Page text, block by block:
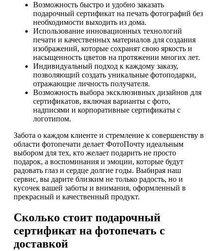
Возможность быстро и удобно заказать
подарочный сертификат на печать фотографий без
необходимости выходить из дома.
Использование инновационных технологий
печати и качественных материалов для создания
изображений, которые сохранят свою яркость и
насыщенность цветов на протяжении многих лет.
Индивидуальный подход к каждому заказу,
позволяющий создать уникальные фотоподарки,
отражающие личность получателя.
Возможность выбора эксклюзивных дизайнов для
сертификатов, включая варианты с фото,
надписями и корпоративные сертификаты с
логотипом.
Забота о каждом клиенте и стремление к совершенству в
области фотопечати делает ФотоПочту идеальным
выбором для тех, кто желает подарить не просто
подарок, а воспоминания и эмоции, которые будут
радовать глаз и сердце долгие годы. Выбирая наш
сервис, вы дарите близким не только радость, но и
кусочек вашей заботы и внимания, оформленный в
прекрасный и качественный продукт.
Сколько стоит подарочный
сертификат на фотопечать с
доставкой